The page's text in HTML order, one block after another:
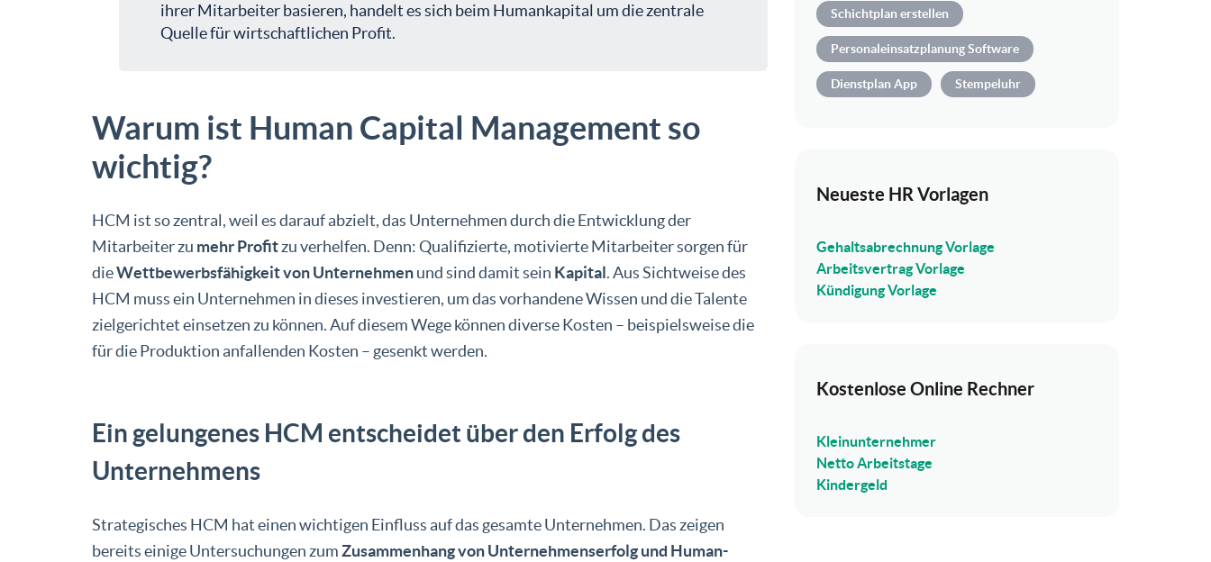
ihrer Mitarbeiter basieren, handelt es sich beim Humankapital um die zentrale
Quelle für wirtschaftlichen Profit.
Warum ist Human Capital Management so
wichtig?
HCM ist so zentral, weil es darauf abzielt, das Unternehmen durch die Entwicklung der
Mitarbeiter zu mehr Profitzu verhelfen. Denn: Qualifizierte, motivierte Mitarbeiter sorgen für
dieWettbewerbsfähigkeit von Unternehmenund sind damit sein Kapital. Aus Sichtweise des
HCM muss ein Unternehmen in dieses investieren, um das vorhandene Wissen und die Talente
zielgerichtet einsetzen zu können. Auf diesem Wege können diverse Kosten – beispielsweise die
für die Produktion anfallenden Kosten – gesenkt werden.
Ein gelungenes HCM entscheidet über den Erfolg des
Unternehmens
Strategisches HCM hat einen wichtigen Einfluss auf das gesamte Unternehmen. Das zeigen
bereits einige Untersuchungen zumZusammenhang von Unternehmenserfolg und Human-
Schichtplan erstellen
Personaleinsatzplanung Software
Dienstplan App Stempeluhr
Neueste HR Vorlagen
Gehaltsabrechnung Vorlage
Arbeitsvertrag Vorlage
Kündigung Vorlage
Kostenlose Online Rechner
Kleinunternehmer
Netto Arbeitstage
Kindergeld